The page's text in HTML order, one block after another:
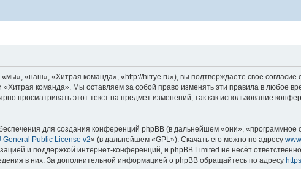
«наш», «Хитрая команда», «http://hitrye.ru»), вы подтверждаете своё
команда». Мы оставляем за собой право изменять эти правила в любое
просматривать этот текст на предмет изменений, так как использование
для создания конференций phpBB (в дальнейшем «они», «программное
General Public License v2» (в дальнейшем «GPL»). Скачать его можно по адресу
и поддержкой интернет-конференций, и phpBB Limited не несёт
в них. За дополнительной информацией о phpBB обращайтесь по адресу